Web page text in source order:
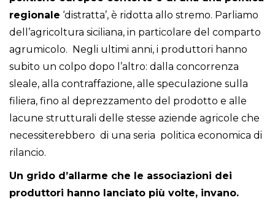
regionale ‘distratta’, è ridotta allo stremo. Parliamo
dell’agricoltura siciliana, in particolare del comparto
agrumicolo. Negli ultimi anni, i produttori hanno
subito un colpo dopo l’altro: dalla concorrenza
sleale, alla contraffazione, alle speculazione sulla
filiera, fino al deprezzamento del prodotto e alle
lacune strutturali delle stesse aziende agricole che
necessiterebbero di una seria politica economica di
rilancio.
Un grido d’allarme che le associazioni dei
produttori hanno lanciato più volte, invano.